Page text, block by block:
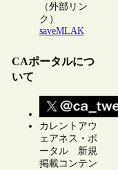
（外部リン
ク）
saveMLAK
CAポータルにつ
いて
カレントアウ
ェアネス・ポ
ータル 新規
掲載コンテン